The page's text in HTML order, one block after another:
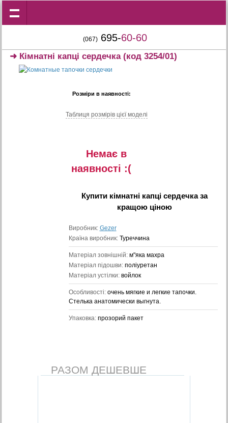
(067) 695-60-60
➜ Кімнатні капці сердечка(код 3254/01)
Розміри в наявності:
Таблиця розмiрiв цiєї моделi
Немає в
наявностi :(
Купити кімнатні капці сердечказа
кращою ціною
Виробник: Gezer
Країна виробник: Туреччина
Матеріал зовнішній: м"яка махра
Матеріал підошви: поліуретан
Матеріал устілки: войлок
Особливості: очень мягкие и легкие тапочки.
Стелька анатомически выгнута.
Упаковка: прозорий пакет
РАЗОМ ДЕШЕВШЕ